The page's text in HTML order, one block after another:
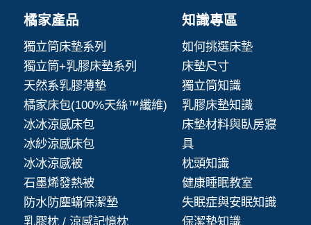
橘家產品
獨立筒床墊系列
獨立筒+乳膠床墊系列
天然系乳膠薄墊
橘家床包(100%天絲™纖維)
冰冰涼感床包
冰紗涼感床包
冰冰涼感被
石墨烯發熱被
防水防塵蟎保潔墊
乳膠枕 / 涼感記憶枕
知識專區
如何挑選床墊
床墊尺寸
獨立筒知識
乳膠床墊知識
床墊材料與臥房寢
具
枕頭知識
健康睡眠教室
失眠症與安眠知識
保潔墊知識